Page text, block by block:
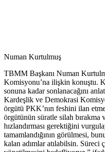
Numan Kurtulmuş
TBMM Başkanı Numan
Komisyonu’na ilişkin konuştu.
sonuna kadar sonlanacağını
Kardeşlik ve Demokrasi
örgütü PKK’nın feshini ilan
örgütünün süratle silah bırakma
hızlandırması gerektiğini
tamamlandığının görülmesi,
kalan adımlar atılabilsin.